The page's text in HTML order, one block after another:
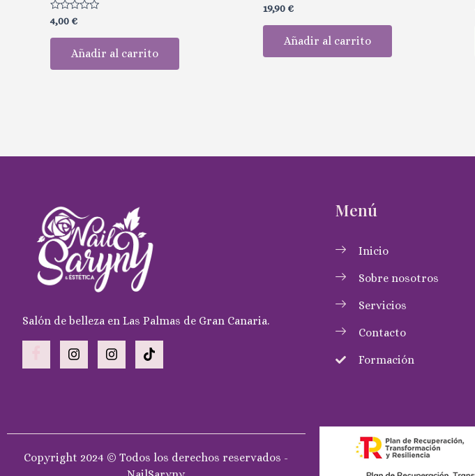
Valorado
con
0
4,00 €
Añadir al carrito
Valorado
con
0
19,90 €
Añadir al carrito
Salón de belleza en Las Palmas de Gran Canaria.
Menú
Inicio
Sobre nosotros
Servicios
Contacto
Formación
Copyright 2024 © Todos los derechos reservados -